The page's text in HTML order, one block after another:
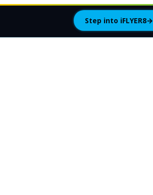
Step into iFLYER8→